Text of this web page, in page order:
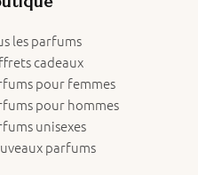
les parfums
cadeaux
pour femmes
pour hommes
unisexes
parfums